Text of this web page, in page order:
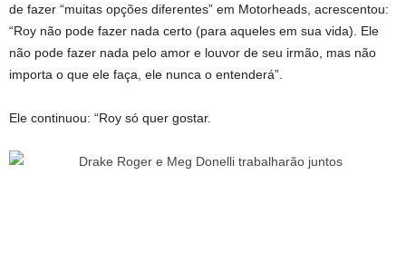
de fazer “muitas opções diferentes” em Motorheads, acrescentou:
“Roy não pode fazer nada certo (para aqueles em sua vida). Ele
não pode fazer nada pelo amor e louvor de seu irmão, mas não
importa o que ele faça, ele nunca o entenderá”.
Ele continuou: “Roy só quer gostar.